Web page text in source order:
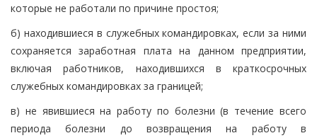
которые не работали по причине простоя;
б) находившиеся в служебных командировках, если за ними
сохраняется заработная плата на данном предприятии,
включая работников, находившихся в краткосрочных
служебных командировках за границей;
в) не явившиеся на работу по болезни (в течение всего
периода болезни до возвращения на работу в